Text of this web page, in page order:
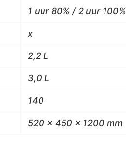
1 uur 80% / 2 uur 100%
x
2,2 L
3,0 L
140
520 x 450 x 1200 mm